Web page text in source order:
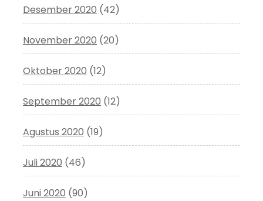
Desember 2020 (42)
November 2020 (20)
Oktober 2020 (12)
September 2020 (12)
Agustus 2020 (19)
Juli 2020 (46)
Juni 2020 (90)